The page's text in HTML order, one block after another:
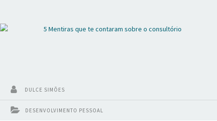
DESENVOLVIMENTO PESSOAL
DULCE SIMÕES